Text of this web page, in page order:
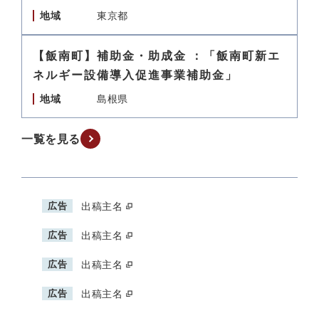
地域 東京都
【飯南町】補助金・助成金 ：「飯南町新エ
ネルギー設備導入促進事業補助金」
地域 島根県
一覧を見る
広告 出稿主名
広告 出稿主名
広告 出稿主名
広告 出稿主名